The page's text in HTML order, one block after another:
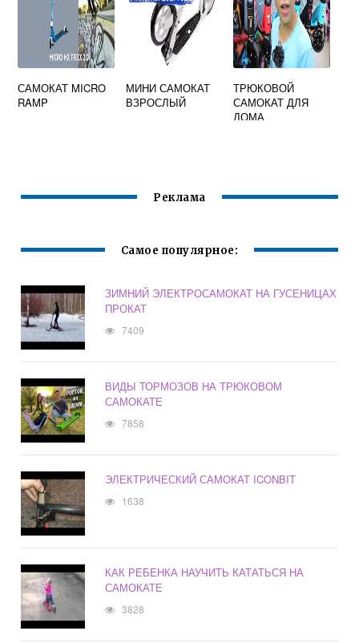
САМОКАТ MICRO
RAMP
МИНИ САМОКАТ
ВЗРОСЛЫЙ
ТРЮКОВОЙ
САМОКАТ ДЛЯ
ДОМА
Реклама
Самое популярное:
ЗИМНИЙ ЭЛЕКТРОСАМОКАТ НА ГУСЕНИЦАХ
ПРОКАТ
7409
ВИДЫ ТОРМОЗОВ НА ТРЮКОВОМ
САМОКАТЕ
7858
ЭЛЕКТРИЧЕСКИЙ САМОКАТ ICONBIT
1638
КАК РЕБЕНКА НАУЧИТЬ КАТАТЬСЯ НА
САМОКАТЕ
3828